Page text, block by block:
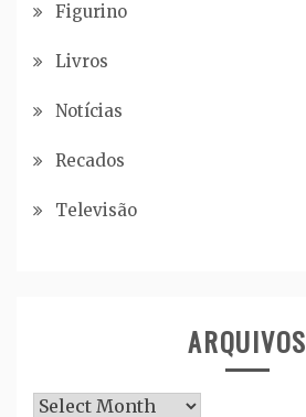
Figurino
Livros
Notícias
Recados
Televisão
ARQUIVOS
Arquivos